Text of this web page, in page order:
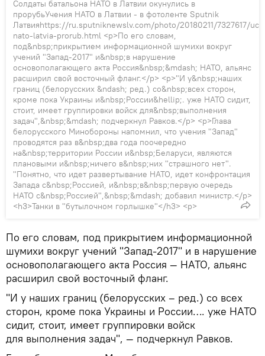
Солдаты батальона НАТО в Латвии окунулись в
прорубьУчения НАТО в Латвии - в фотоленте Sputnik
Латвияhttps://ru.sputniknewslv.com/photo/20180211/7327617/
nato-latvia-prorub.html <p>По его словам,
под&nbsp;прикрытием информационной шумихи вокруг
учений "Запад-2017" и&nbsp;в нарушение
основополагающего акта Россия&nbsp;&mdash; НАТО, альянс
расширил свой восточный фланг.</p> <p>"И у&nbsp;наших
границ (белорусских &ndash; ред.) со&nbsp;всех сторон,
кроме пока Украины и&nbsp;России&hellip;. уже НАТО сидит,
стоит, имеет группировки войск для&nbsp;выполнения
задач",&nbsp;&mdash; подчеркнул Равков.</p> <p>Глава
белорусского Минобороны напомнил, что учения "Запад"
проводятся раз в&nbsp;два года поочередно
на&nbsp;территории России и&nbsp;Беларуси, являются
плановыми и&nbsp;ничего в&nbsp;них "страшного нет".
"Понятно, что идет развертывание НАТО, идет конфронтация
Запада с&nbsp;Россией, и&nbsp;в&nbsp;первую очередь
НАТО с&nbsp;Россией",&nbsp;&mdash; добавил министр.</p>
<h3>Танки в "бутылочном горлышке"</h3> <p>
По его словам, под прикрытием информационной
шумихи вокруг учений "Запад-2017" и в нарушение
основополагающего акта Россия — НАТО, альянс
расширил свой восточный фланг.
"И у наших границ (белорусских – ред.) со всех
сторон, кроме пока Украины и России…. уже НАТО
сидит, стоит, имеет группировки войск
для выполнения задач", — подчеркнул Равков.